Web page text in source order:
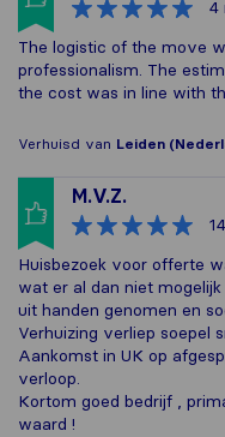
4
The logistic of the move
professionalism. The
the cost was in line with
Verhuisd van Leiden
M.V.Z.
Huisbezoek voor offerte
wat er al dan niet
uit handen genomen en
Verhuizing verliep soepel
Aankomst in UK op
verloop.
Kortom goed bedrijf ,
waard !